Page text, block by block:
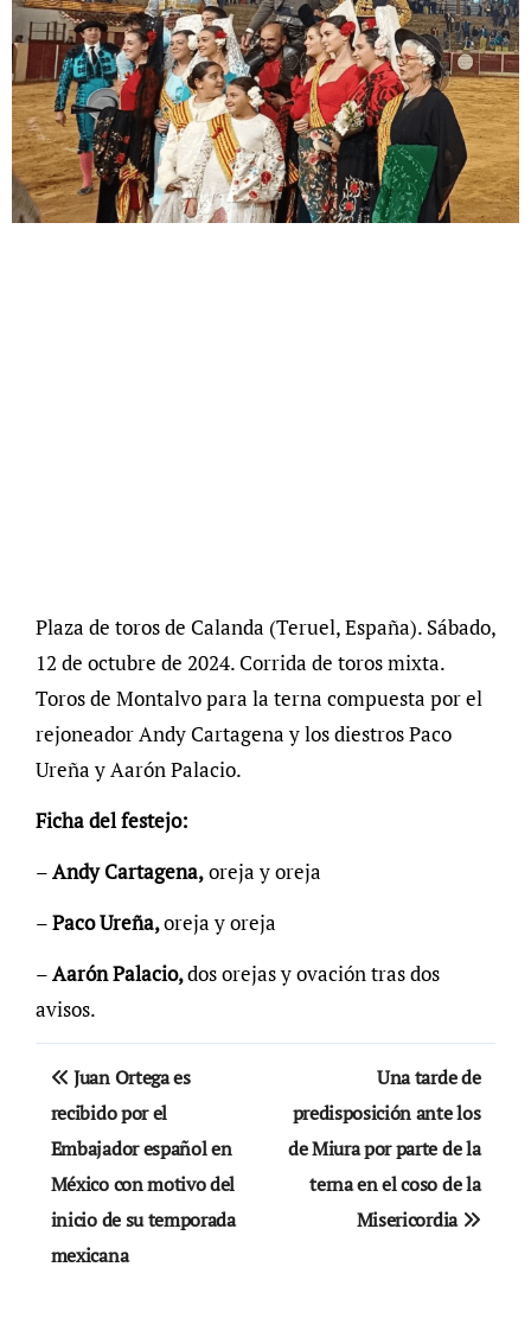
Plaza de toros de Calanda (Teruel, España). Sábado,
12 de octubre de 2024. Corrida de toros mixta.
Toros de Montalvo para la terna compuesta por el
rejoneador Andy Cartagena y los diestros Paco
Ureña y Aarón Palacio.
Ficha del festejo:
–Andy Cartagena,oreja y oreja
–Paco Ureña,oreja y oreja
–Aarón Palacio,dos orejas y ovación tras dos
avisos.
Navegación
de
entradas
Juan Ortega es
recibido por el
Embajador español en
México con motivo del
inicio de su temporada
mexicana
Una tarde de
predisposición ante los
de Miura por parte de la
terna en el coso de la
Misericordia